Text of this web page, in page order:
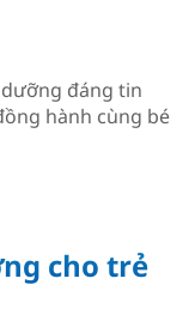
đáng tin
hành cùng bé
cho trẻ